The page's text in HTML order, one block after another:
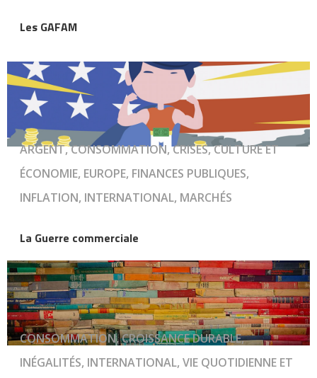
Les GAFAM
ARGENT, CONSOMMATION, CRISES, CULTURE ET
ÉCONOMIE, EUROPE, FINANCES PUBLIQUES,
INFLATION, INTERNATIONAL, MARCHÉS
La Guerre commerciale
CONSOMMATION, CROISSANCE DURABLE,
INÉGALITÉS, INTERNATIONAL, VIE QUOTIDIENNE ET